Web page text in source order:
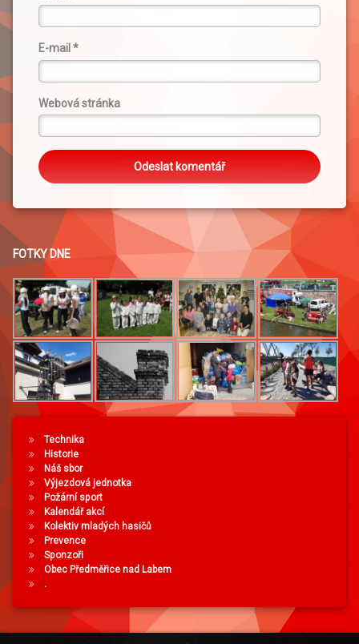
E-mail *
Webová stránka
FOTKY DNE
Technika
Historie
Náš sbor
Výjezdová jednotka
Požární sport
Kalendář akcí
Kolektiv mladých hasičů
Prevence
Sponzoři
Obec Předměřice nad Labem
.